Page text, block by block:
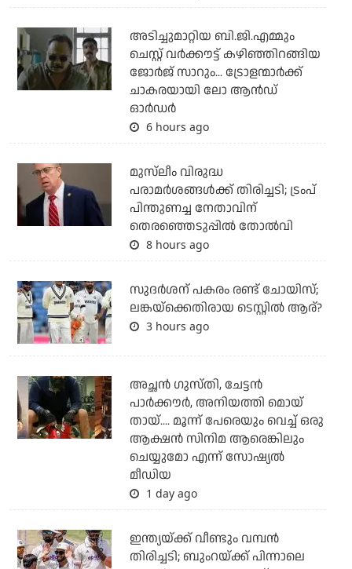
അടിച്ചുമാറ്റിയ ബി.ജി.എമ്മും
ചെസ്റ്റ് വര്‍ക്കൗട്ട് കഴിഞ്ഞിറങ്ങിയ
ജോര്‍ജ് സാറും... ട്രോളന്മാര്‍ക്ക്
ചാകരയായി ലോ ആന്‍ഡ്
ഓര്‍ഡര്‍
6 hours ago
മുസ്‌ലീം വിരുദ്ധ
പരാമര്‍ശങ്ങള്‍ക്ക് തിരിച്ചടി; ട്രംപ്
പിന്തുണച്ച നേതാവിന്
തെരഞ്ഞെടുപ്പില്‍ തോല്‍വി
8 hours ago
സുദര്‍ശന് പകരം രണ്ട് ചോയിസ്;
ലങ്കയ്‌ക്കെതിരായ ടെസ്റ്റില്‍ ആര്?
3 hours ago
അച്ഛന്‍ ഗുസ്തി, ചേട്ടന്‍
പാര്‍ക്കൗര്‍, അനിയത്തി മൊയ്
തായ്.... മൂന്ന് പേരെയും വെച്ച് ഒരു
ആക്ഷന്‍ സിനിമ ആരെങ്കിലും
ചെയ്യുമോ എന്ന് സോഷ്യല്‍
മീഡിയ
1 day ago
ഇന്ത്യയ്ക്ക് വീണ്ടും വമ്പന്‍
തിരിച്ചടി; ബുംറയ്ക്ക് പിന്നാലെ